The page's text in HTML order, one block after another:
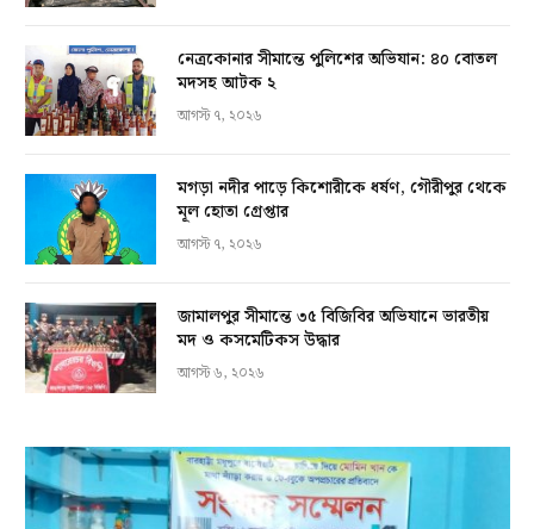
নেত্রকোনার সীমান্তে পুলিশের অভিযান: ৪০ বোতল
মদসহ আটক ২
আগস্ট ৭, ২০২৬
মগড়া নদীর পাড়ে কিশোরীকে ধর্ষণ, গৌরীপুর থেকে
মূল হোতা গ্রেপ্তার
আগস্ট ৭, ২০২৬
জামালপুর সীমান্তে ৩৫ বিজিবির অভিযানে ভারতীয়
মদ ও কসমেটিকস উদ্ধার
আগস্ট ৬, ২০২৬